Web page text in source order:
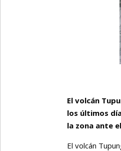
El volcán
los últimos
la zona ante
El volcán